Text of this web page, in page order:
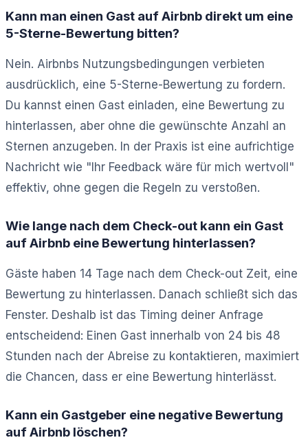
Kann man einen Gast auf Airbnb direkt um eine
5-Sterne-Bewertung bitten?
Nein. Airbnbs Nutzungsbedingungen verbieten
ausdrücklich, eine 5-Sterne-Bewertung zu fordern.
Du kannst einen Gast einladen, eine Bewertung zu
hinterlassen, aber ohne die gewünschte Anzahl an
Sternen anzugeben. In der Praxis ist eine aufrichtige
Nachricht wie "Ihr Feedback wäre für mich wertvoll"
effektiv, ohne gegen die Regeln zu verstoßen.
Wie lange nach dem Check-out kann ein Gast
auf Airbnb eine Bewertung hinterlassen?
Gäste haben 14 Tage nach dem Check-out Zeit, eine
Bewertung zu hinterlassen. Danach schließt sich das
Fenster. Deshalb ist das Timing deiner Anfrage
entscheidend: Einen Gast innerhalb von 24 bis 48
Stunden nach der Abreise zu kontaktieren, maximiert
die Chancen, dass er eine Bewertung hinterlässt.
Kann ein Gastgeber eine negative Bewertung
auf Airbnb löschen?